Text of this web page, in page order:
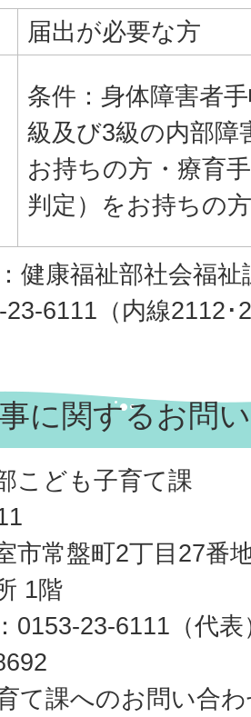
届出が必要な方
条件：身体障害者
級及び3級の内部障
お持ちの方・療育
判定）をお持ちの方
健康福祉部社会福祉
6111（内線2112･
に関するお問
こども子育て課
市常盤町2丁目27番
1階
0153-23-6111（代
て課へのお問い合